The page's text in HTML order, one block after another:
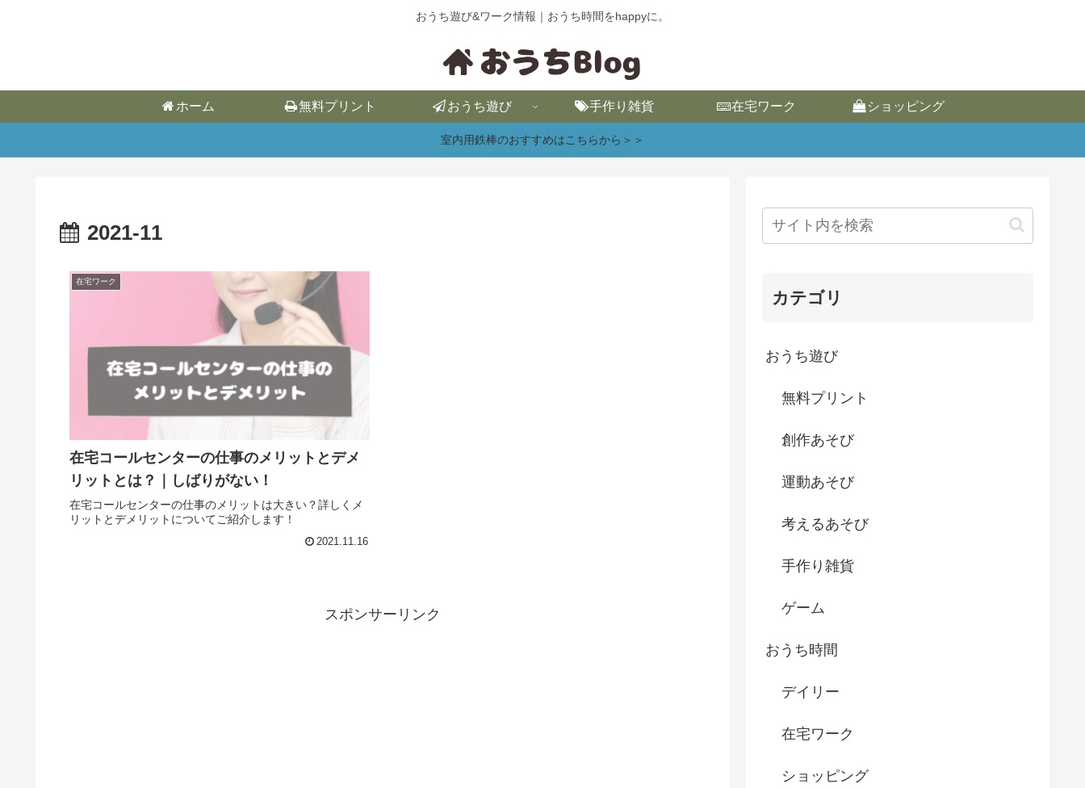
おうち遊び&ワーク情報｜おうち時間をhappyに。
ホーム 無料プリント おうち遊び 手作り雑貨 在宅ワーク ショッピング
室内用鉄棒のおすすめはこちらから＞＞
2021-11
在宅ワーク
在宅コールセンターの仕事のメリットとデメ
リットとは？｜しばりがない！
在宅コールセンターの仕事のメリットは大きい？詳しくメ
リットとデメリットについてご紹介します！
2021.11.16
スポンサーリンク
カテゴリ
おうち遊び
無料プリント
創作あそび
運動あそび
考えるあそび
手作り雑貨
ゲーム
おうち時間
デイリー
在宅ワーク
ショッピング